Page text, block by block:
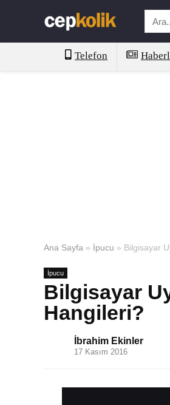
Telefon
Ana Sayfa » İpucu » Bilgisayar
İpucu
Bilgisayar
Hangileri?
İbrahim Ekinler
17 Kasım 2016